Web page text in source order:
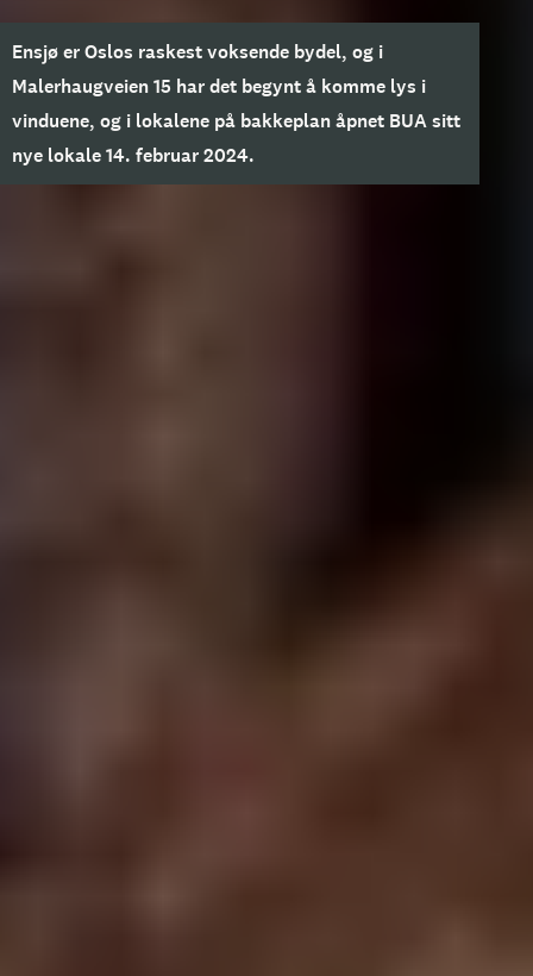
Ensjø er Oslos raskest voksende bydel, og i
Malerhaugveien 15 har det begynt å komme lys i
vinduene, og i lokalene på bakkeplan åpnet BUA sitt
nye lokale 14. februar 2024.